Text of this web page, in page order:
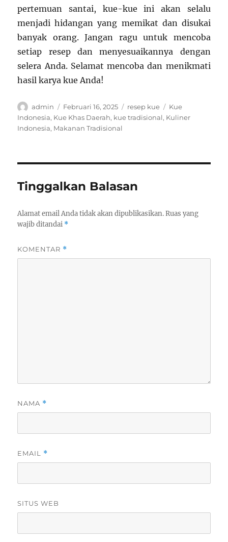
pertemuan santai, kue-kue ini akan selalu
menjadi hidangan yang memikat dan disukai
banyak orang. Jangan ragu untuk mencoba
setiap resep dan menyesuaikannya dengan
selera Anda. Selamat mencoba dan menikmati
hasil karya kue Anda!
Author
admin
Posted
on
Februari 16, 2025 Categories
resep kue Tags
Kue
Indonesia, Kue Khas Daerah, kue tradisional, Kuliner
Indonesia, Makanan Tradisional
Tinggalkan Balasan
Alamat email Anda tidak akan dipublikasikan. Ruas yang
wajib ditandai *
KOMENTAR *
NAMA *
EMAIL *
SITUS WEB